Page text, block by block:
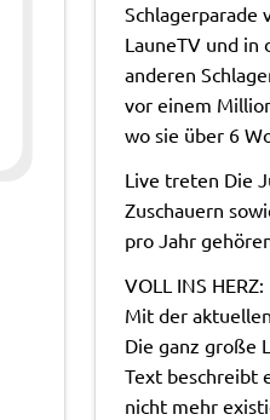
Schlagerparade
LauneTV und in
anderen
vor einem
wo sie über 6
Live treten Die
Zuschauern
pro Jahr
VOLL INS HERZ:
Mit der
Die ganz große
Text beschreibt
nicht mehr